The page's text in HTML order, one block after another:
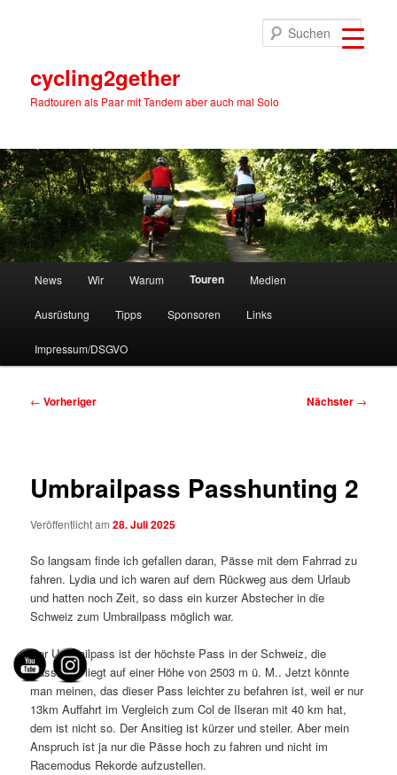
cycling2gether
Radtouren als Paar mit Tandem aber auch mal Solo
News Wir Warum Touren Medien
Ausrüstung Tipps Sponsoren Links
Impressum/DSGVO
Beitragsnavigation
← Vorheriger Nächster →
Umbrailpass Passhunting 2
Veröffentlicht am28. Juli 2025
So langsam finde ich gefallen daran, Pässe mit dem Fahrrad zu
fahren. Lydia und ich waren auf dem Rückweg aus dem Urlaub
und hatten noch Zeit, so dass ein kurzer Abstecher in die
Schweiz zum Umbrailpass möglich war.
Der Umbrailpass ist der höchste Pass in der Schweiz, die
Passhöhe liegt auf einer Höhe von 2503 m ü. M.. Jetzt könnte
man meinen, das dieser Pass leichter zu befahren ist, weil er nur
13km Auffahrt im Vergleich zum Col de Ilseran mit 40 km hat,
dem ist nicht so. Der Ansitieg ist kürzer und steiler. Aber mein
Anspruch ist ja nur die Pässe hoch zu fahren und nicht im
Racemodus Rekorde aufzustellen.